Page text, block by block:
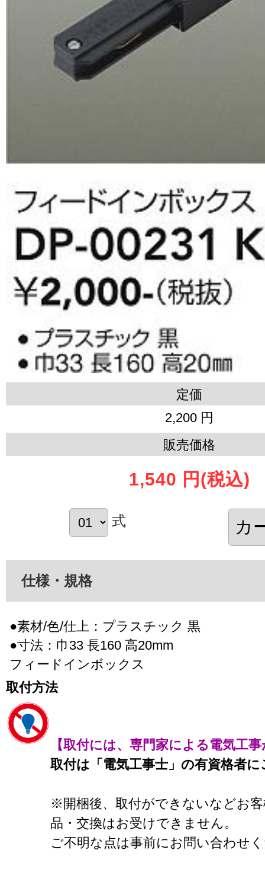
定価
2,200 円
販売価格
1,540 円 (税込)
式
仕様・規格
●素材/色/仕上：プラスチック 黒
●寸法：巾33 長160 高20mm
フィードインボックス
取付方法
【取付には、専門家による電気工
取付は「電気工事士」の有資格者
※開梱後、取付ができないなどお
品・交換はお受けできません。
ご不明な点は事前にお問い合わせ